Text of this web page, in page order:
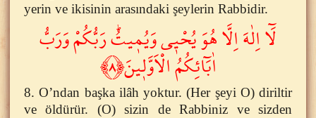
yerin ve ikisinin arasındaki şeylerin Rabbidir.
لَٓا اِلٰهَ اِلَّا هُوَ يُحْي۪ى وَيُم۪يتُۜ رَبُّكُمْ وَرَبُّ
اٰبَٓائِكُمُ الْاَوَّل۪ينَ﴿٨﴾
8. O’ndan başka ilâh yoktur. (Her şeyi O) diriltir
ve öldürür. (O) sizin de Rabbiniz ve sizden